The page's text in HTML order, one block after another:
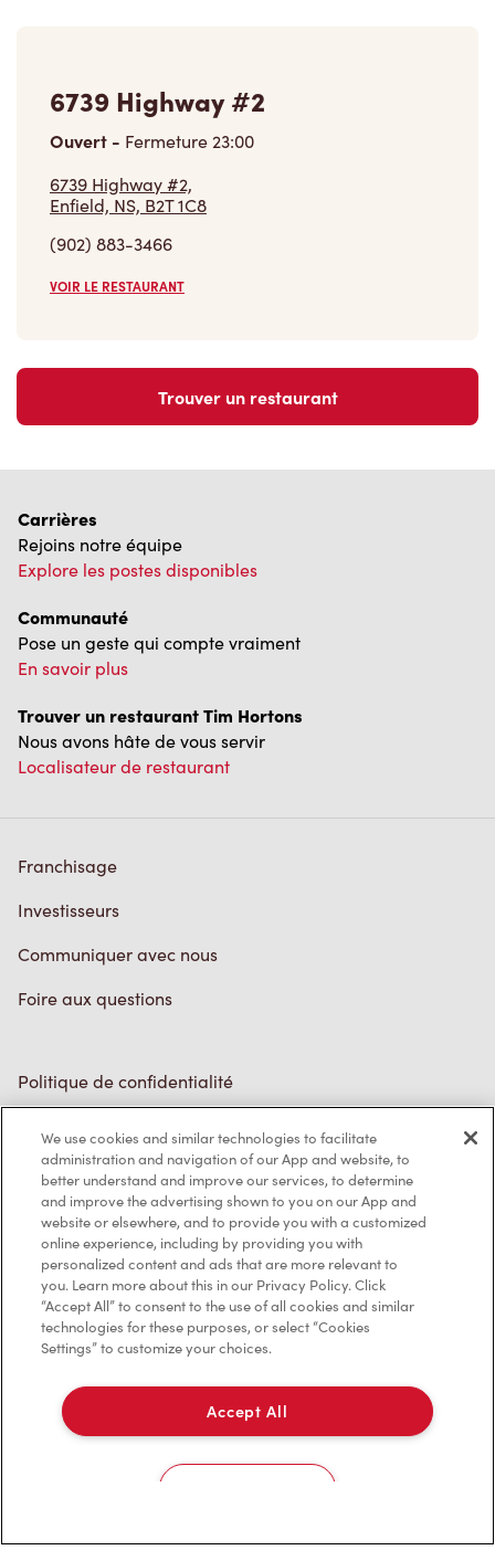
6739 Highway #2
Ouvert - Fermeture23:00
6739 Highway #2,
Enfield, NS, B2T 1C8
(902) 883-3466
VOIR LE RESTAURANT
Trouver un restaurant
Carrières
Rejoins notre équipe
Explore les postes disponibles
Communauté
Pose un geste qui compte vraiment
En savoir plus
Trouver un restaurant Tim Hortons
Nous avons hâte de vous servir
Localisateur de restaurant
Franchisage
Investisseurs
Communiquer avec nous
Foire aux questions
Politique de confidentialité
Marques de commerce
Accessibilité
Diagnostic
Contactez-nous
TM & © Tim Hortons, 2023
We use cookies and similar technologies to facilitate
administration and navigation of our App and website, to
better understand and improve our services, to determine
and improve the advertising shown to you on our App and
website or elsewhere, and to provide you with a customized
online experience, including by providing you with
personalized content and ads that are more relevant to
you. Learn more about this in our Privacy Policy. Click
“Accept All” to consent to the use of all cookies and similar
technologies for these purposes, or select “Cookies
Settings” to customize your choices.
Accept All